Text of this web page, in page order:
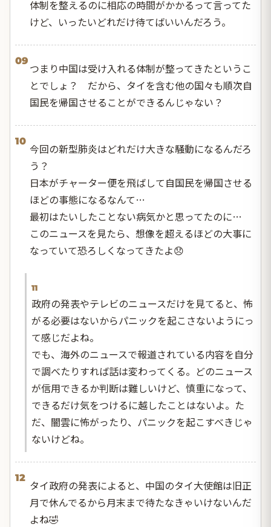
体制を整えるのに相応の時間がかかるって言ってた
けど、いったいどれだけ待てばいいんだろう。
09
つまり中国は受け入れる体制が整ってきたというこ
とでしょ？ だから、タイを含む他の国々も順次自
国民を帰国させることができるんじゃない？
10
今回の新型肺炎はどれだけ大きな騒動になるんだろ
う？
日本がチャーター便を飛ばして自国民を帰国させる
ほどの事態になるなんて…
最初はたいしたことない病気かと思ってたのに…
このニュースを見たら、想像を超えるほどの大事に
なっていて恐ろしくなってきたよ😞
11
政府の発表やテレビのニュースだけを見てると、怖
がる必要はないからパニックを起こさないようにっ
て感じだよね。
でも、海外のニュースで報道されている内容を自分
で調べたりすれば話は変わってくる。どのニュース
が信用できるか判断は難しいけど、慎重になって、
できるだけ気をつけるに越したことはないよ。た
だ、闇雲に怖がったり、パニックを起こすべきじゃ
ないけどね。
12
タイ政府の発表によると、中国のタイ大使館は旧正
月で休んでるから月末まで待たなきゃいけないんだ
よね🤣